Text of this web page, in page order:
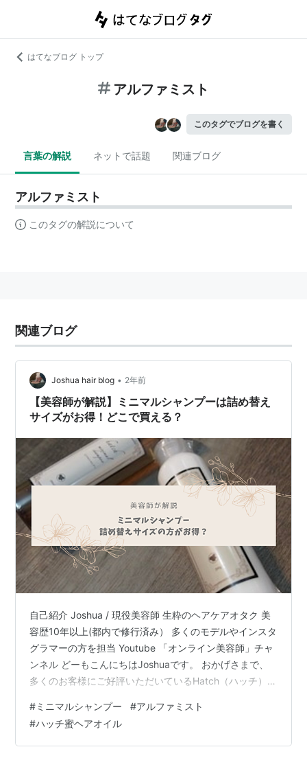
はてなブログ トップ
アルファミスト
このタグでブログを書く
言葉の解説 ネットで話題 関連ブログ
アルファミスト
このタグの解説について
関連ブログ
Joshua hair blog • 2年前
【美容師が解説】ミニマルシャンプーは詰め替え
サイズがお得！どこで買える？
自己紹介 Joshua / 現役美容師 生粋のヘアケアオタク 美
容歴10年以上(都内で修行済み） 多くのモデルやインスタ
グラマーの方を担当 Youtube 「オンライン美容師」チャ
ンネル どーもこんにちはJoshuaです。 おかげさまで、
多くのお客様にご好評いただいているHatch（ハッチ）シ
いらっしゃいます。 ということで今回は、 「ハッチシリ
ーズはお得な詰め替え用もある？」 このテーマで美容師
が解説していきます。 ハッチシリーズを既に使われてい
#ミニマルシャンプー #アルファミスト
#ハッチ蜜ヘアオイル